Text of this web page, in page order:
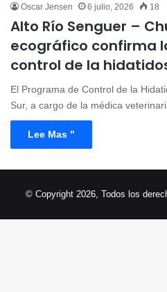
Oscar Jensen 6 julio, 2026 18
Alto Río Senguer –
ecográfico confirma
control de la
El Programa de Control de la
Sur, a cargo de la médica
Lee Mas "
© Copyright 2026, Todos los